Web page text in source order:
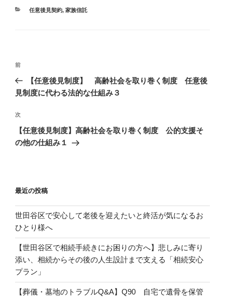
カ
任意後見契約, 家族信託
投
ナ
ゲ
ー
シ
過
去
の
稿
前
【任意後見制度】 高齢社会を取り巻く制度 任意後
見制度に代わる法的な仕組み３
次
の
投
次
【任意後見制度】高齢社会を取り巻く制度 公的支援そ
の他の仕組み１
最近の投稿
世田谷区で安心して老後を迎えたいと終活が気になるお
ひとり様へ
【世田谷区で相続手続きにお困りの方へ】悲しみに寄り
添い、相続からその後の人生設計まで支える「相続安心
プラン」
【葬儀・墓地のトラブルQ&A】Q90 自宅で遺骨を保管